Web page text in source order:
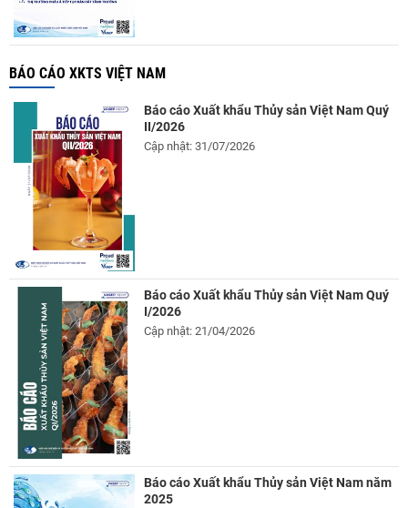
BÁO CÁO XKTS VIỆT NAM
Báo cáo Xuất khẩu Thủy sản Việt Nam Quý
II/2026
Cập nhật: 31/07/2026
Báo cáo Xuất khẩu Thủy sản Việt Nam Quý
I/2026
Cập nhật: 21/04/2026
Báo cáo Xuất khẩu Thủy sản Việt Nam năm
2025